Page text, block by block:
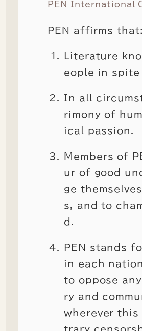
PEN International
PEN affirms that:
Literature
eople in
In all
rimony of
ical passion.
Members of
ur of good
ge
s, and to
d.
PEN stands
in each
to oppose
ry and
wherever this
trary